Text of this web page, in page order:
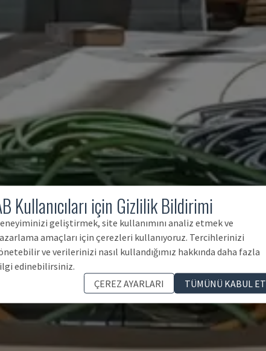
Kullanıcıları için Gizlilik Bildirimi
geliştirmek, site kullanımını analiz etmek ve
amaçları için çerezleri kullanıyoruz. Tercihlerinizi
ve verilerinizi nasıl kullandığımız hakkında daha fazla
edinebilirsiniz.
ÇEREZ AYARLARI
TÜMÜNÜ KABUL ET